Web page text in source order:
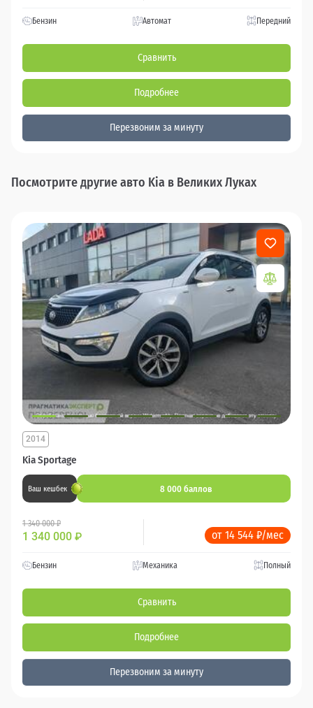
Бензин Автомат Передний
Сравнить
Подробнее
Перезвоним за минуту
Посмотрите другие авто Kia в Великих Луках
Kia Sportage
2014
Ваш кешбек 8 000 баллов
1 340 000 ₽
1 340 000 ₽ от 14 544 ₽/мес
Бензин Механика Полный
Сравнить
Подробнее
Перезвоним за минуту